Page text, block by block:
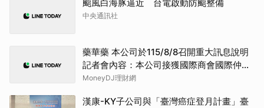
颱風白海豚逼近 台電啟動防颱整備
中央通訊社
藥華藥 本公司於115/8/8召開重大訊息說明
記者會內容：本公司接獲國際商會國際仲裁
院之第二階段「部分仲裁判斷」
MoneyDJ理財網
漢康-KY子公司與「臺灣癌症登月計畫」臺